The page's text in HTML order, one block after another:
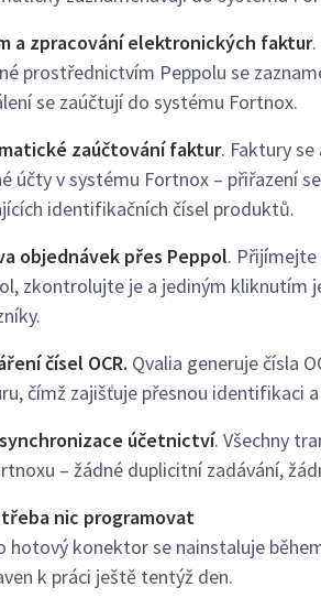
a zpracování elektronických faktur
prostřednictvím Peppolu se
se zaúčtují do systému Fortnox.
zaúčtování faktur. Faktury
účty v systému Fortnox – přiřazení
identifikačních čísel produktů.
objednávek přes Peppol. Přijímejte
zkontrolujte je a jediným kliknutím
čísel OCR. Qvalia generuje čísla
čímž zajišťuje přesnou identifikaci a
účetnictví. Všechny
– žádné duplicitní zadávání,
nic programovat
hotový konektor se nainstaluje
k práci ještě tentýž den.